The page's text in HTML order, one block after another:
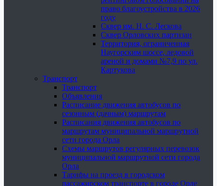
право благоустройства в 2026
году
Сквер им. Н. С. Лескова
Сквер Орловских партизан
Территория, ограниченная
Наугорским шоссе, ледовой
ареной и домами №7,9 по ул.
Картукова
Транспорт
Транспорт
Объявления
Расписание движения автобусов по
сезонным (дачным) маршрутам
Расписания движения автобусов по
маршрутам муниципальной маршрутной
сети города Орла
Схемы маршрутов регулярных перевозок
муниципальной маршрутной сети города
Орла
Тарифы на проезд в городском
пассажирском транспорте в городе Орле